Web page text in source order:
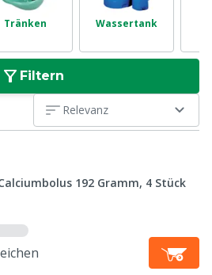
Tränken Wassertank
Filtern
Relevanz
192 Gramm, 4 Stück